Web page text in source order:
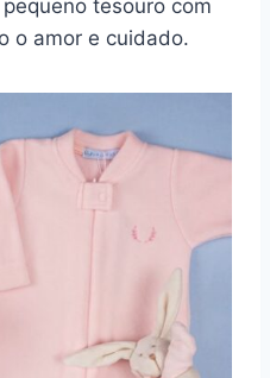
tesouro com
o amor e cuidado.